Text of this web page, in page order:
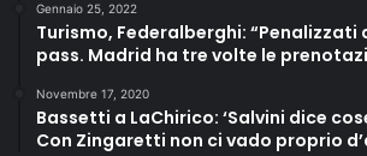
Gennaio 25, 2022
Turismo, Federalberghi: “Penalizzati
pass. Madrid ha tre volte le
Novembre 17, 2020
Bassetti a LaChirico: ‘Salvini dice
Con Zingaretti non ci vado proprio